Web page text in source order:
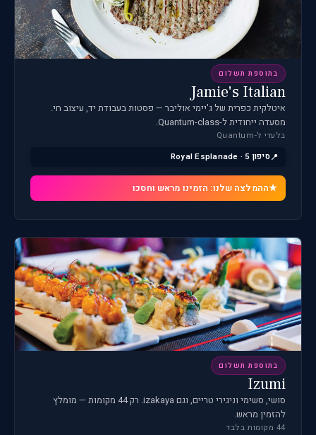
בתוספת תשלום
Jamie's Italian
איטלקית כפרית של ג'יימי אוליבר — פסטות בעבודת יד, עיצוב חי.
מסעדה ייחודית ל-Quantum-class.
בלעדי ל-Quantum
סיפון 5 · Royal Esplanade
ההמלצה שלנו: הזמינו מראש וחסכו
בתוספת תשלום
Izumi
סושי, סשימי וניגירי טריים, וגם izakaya. רק 44 מקומות — מומלץ
להזמין מראש.
44 מקומות בלבד